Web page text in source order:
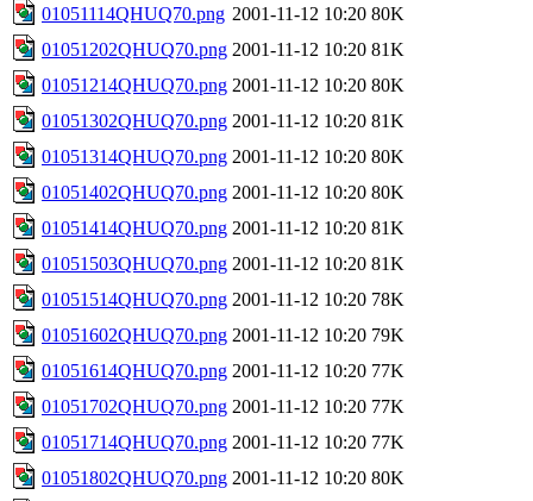
01051114QHUQ70.png 2001-11-12 10:20 80K
01051202QHUQ70.png 2001-11-12 10:20 81K
01051214QHUQ70.png 2001-11-12 10:20 80K
01051302QHUQ70.png 2001-11-12 10:20 81K
01051314QHUQ70.png 2001-11-12 10:20 80K
01051402QHUQ70.png 2001-11-12 10:20 80K
01051414QHUQ70.png 2001-11-12 10:20 81K
01051503QHUQ70.png 2001-11-12 10:20 81K
01051514QHUQ70.png 2001-11-12 10:20 78K
01051602QHUQ70.png 2001-11-12 10:20 79K
01051614QHUQ70.png 2001-11-12 10:20 77K
01051702QHUQ70.png 2001-11-12 10:20 77K
01051714QHUQ70.png 2001-11-12 10:20 77K
01051802QHUQ70.png 2001-11-12 10:20 80K